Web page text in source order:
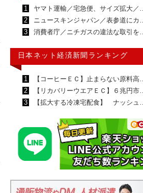
1
ヤマト運輸／宅急便、サイズ拡大／…
2
ニュースキンジャパン／表参道にカ…
3
消費者庁／ニチガスの違法な取引を…
日本ネット経済新聞ランキング
1
【コーヒーＥＣ】止まらない原料高…
2
【リカバリーウエアＥＣ】６兆円市…
3
【拡大する冷凍宅配食】 ナッシュ…